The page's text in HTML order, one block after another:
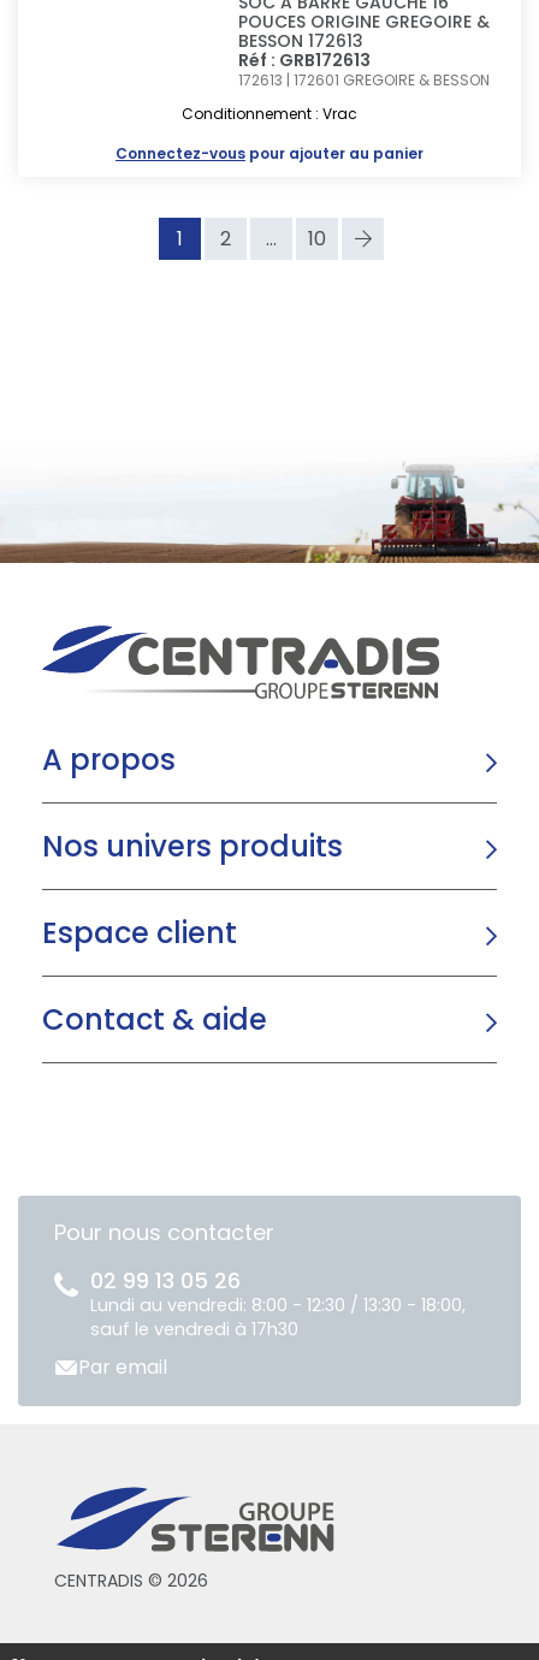
POUCES ORIGINE GREGOIRE &
BESSON 172613
Réf : GRB172613
172613 | 172601 GREGOIRE & BESSON
Conditionnement : Vrac
Connectez-vous pour ajouter au panier
1 2 ... 10
A propos
Nos univers produits
Espace client
Contact & aide
Pour nous contacter
02 99 13 05 26
Lundi au vendredi: 8:00 - 12:30 / 13:30 - 18:00,
sauf le vendredi à 17h30
Par email
CENTRADIS © 2026